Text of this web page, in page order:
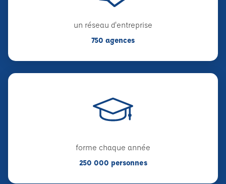
un réseau d'entreprise
750 agences
forme chaque année
250 000 personnes